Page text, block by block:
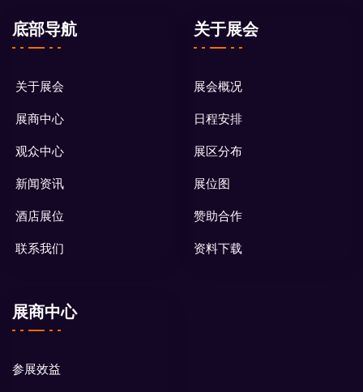
底部导航
关于展会
展商中心
观众中心
新闻资讯
酒店展位
联系我们
关于展会
展会概况
日程安排
展区分布
展位图
赞助合作
资料下载
展商中心
参展效益